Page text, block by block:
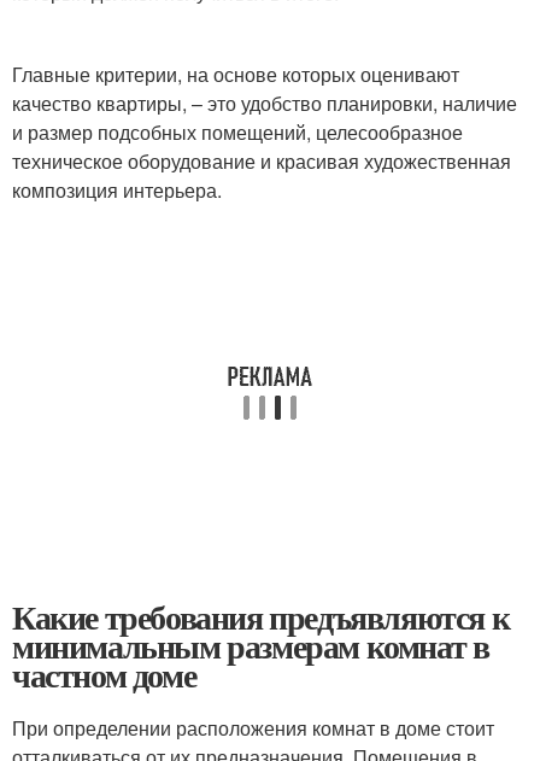
Главные критерии, на основе которых оценивают
качество квартиры, – это удобство планировки, наличие
и размер подсобных помещений, целесообразное
техническое оборудование и красивая художественная
композиция интерьера.
Какие требования предъявляются к
минимальным размерам комнат в
частном доме
При определении расположения комнат в доме стоит